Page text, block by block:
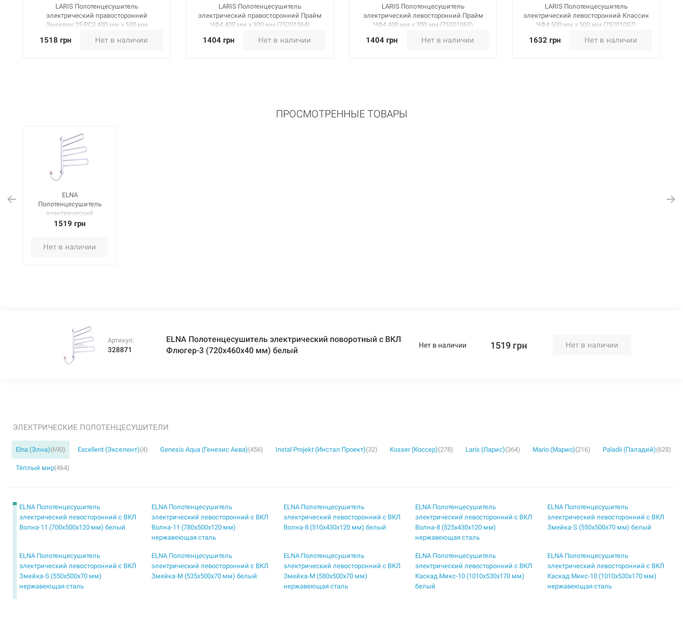
LARIS Полотенцесушитель
электрический правосторонний
Змеевик 25 PC3 400 мм х 500 мм
1518 грн Нет в наличии
LARIS Полотенцесушитель
электрический правосторонний Прайм
ЧФ4 400 мм х 300 мм (75201064)
1404 грн Нет в наличии
LARIS Полотенцесушитель
электрический левосторонний Прайм
ЧФ4 400 мм х 300 мм (75201063)
1404 грн Нет в наличии
LARIS Полотенцесушитель
электрический левосторонний Классик
ЧФ4 500 мм х 500 мм (75201007)
1632 грн Нет в наличии
ПРОСМОТРЕННЫЕ ТОВАРЫ
ELNA
Полотенцесушитель
электрический
поворотный с ВКЛ
1519 грн
Нет в наличии
Артикул:
328871
ELNA Полотенцесушитель электрический поворотный с ВКЛ
Флюгер-3 (720х460х40 мм) белый
Нет в наличии 1519 грн Нет в наличии
ЭЛЕКТРИЧЕСКИЕ ПОЛОТЕНЦЕСУШИТЕЛИ
Elna (Элна)(690) Excellent (Экселент)(4) Genesis Aqua (Генезис Аква)(456) Instal Projekt (Инстал Проект)(32) Kosser (Коссер)(278) Laris (Ларис)(364) Mario (Марио)(216) Paladii (Паладий)(628)
Тёплый мир(464)
ELNA Полотенцесушитель
электрический левосторонний с ВКЛ
Волна-11 (700х500х120 мм) белый
ELNA Полотенцесушитель
электрический левосторонний с ВКЛ
Волна-11 (780х500х120 мм)
нержавеющая сталь
ELNA Полотенцесушитель
электрический левосторонний с ВКЛ
Волна-8 (510х430х120 мм) белый
ELNA Полотенцесушитель
электрический левосторонний с ВКЛ
Волна-8 (525х430х120 мм)
нержавеющая сталь
ELNA Полотенцесушитель
электрический левосторонний с ВКЛ
Змейка-S (550х500х70 мм) белый
ELNA Полотенцесушитель
электрический левосторонний с ВКЛ
Змейка-S (550х500х70 мм)
нержавеющая сталь
ELNA Полотенцесушитель
электрический левосторонний с ВКЛ
Змейка-М (535х500х70 мм) белый
ELNA Полотенцесушитель
электрический левосторонний с ВКЛ
Змейка-М (580х500х70 мм)
нержавеющая сталь
ELNA Полотенцесушитель
электрический левосторонний с ВКЛ
Каскад Микс-10 (1010х530х170 мм)
белый
ELNA Полотенцесушитель
электрический левосторонний с ВКЛ
Каскад Микс-10 (1010х530х170 мм)
нержавеющая сталь